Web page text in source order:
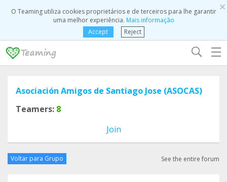
×
O Teaming utiliza cookies proprietários e de terceiros para lhe garantir
uma melhor experiência. Mais informação
Accept
Reject
☰
Asociación Amigos de Santiago Jose (ASOCAS)
Teamers: 8
Join
Voltar para Grupo See the entire forum